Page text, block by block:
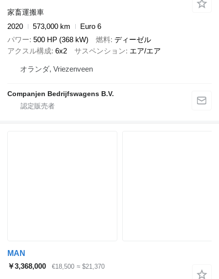
家畜運搬車
2020
573,000 km
Euro 6
パワー 500 HP (368 kW) 燃料 ディーゼル
アクスル構成 6x2 サスペンション エア/エア
オランダ, Vriezenveen
Companjen Bedrijfswagens B.V.
MAN
￥3,368,000
€18,500 ≈ $21,370